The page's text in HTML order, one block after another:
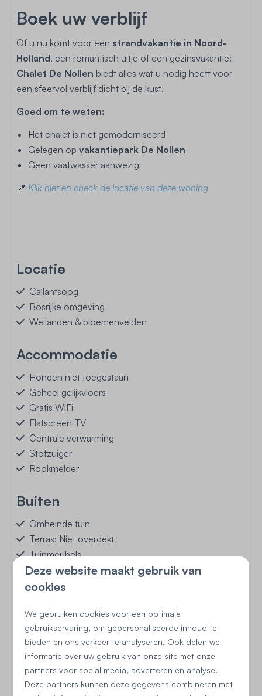
Boek uw verblijf
Of u nu komt voor een strandvakantie in Noord-
Holland, een romantisch uitje of een gezinsvakantie:
Chalet De Nollen biedt alles wat u nodig heeft voor
een sfeervol verblijf dicht bij de kust.
Goed om te weten:
Het chalet is niet gemoderniseerd
Gelegen op vakantiepark De Nollen
Geen vaatwasser aanwezig
📍 Klik hier en check de locatie van deze woning
Locatie
Callantsoog
Bosrijke omgeving
Weilanden & bloemenvelden
Accommodatie
Honden niet toegestaan
Geheel gelijkvloers
Gratis WiFi
Flatscreen TV
Centrale verwarming
Stofzuiger
Rookmelder
Buiten
Omheinde tuin
Terras: Niet overdekt
Tuinmeubels
Tuinhuis
Speeltuin in de buurt
Begane grond
Deze website maakt gebruik van
cookies
We gebruiken cookies voor een optimale
gebruikservaring, om gepersonaliseerde inhoud te
bieden en ons verkeer te analyseren. Ook delen we
informatie over uw gebruik van onze site met onze
partners voor social media, adverteren en analyse.
Deze partners kunnen deze gegevens combineren met